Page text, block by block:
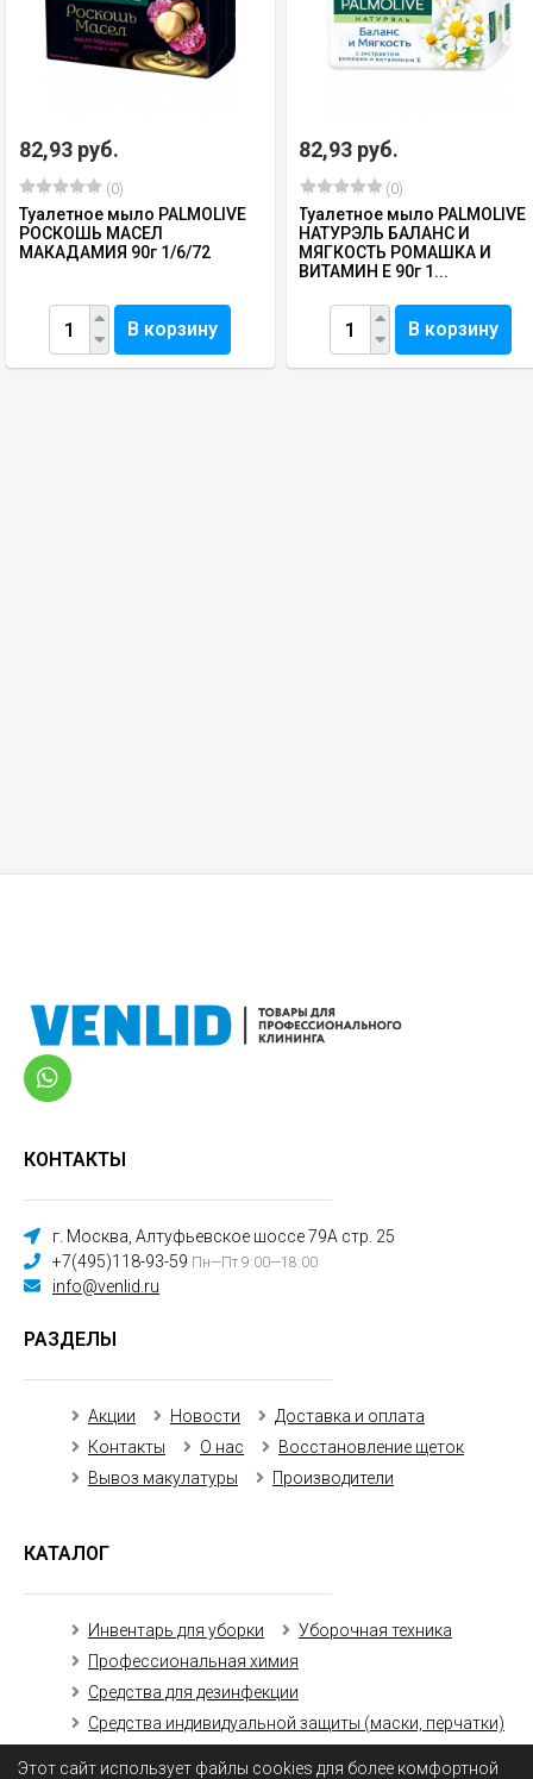
Этот сайт использует файлы cookies для более комфортной
82,93 руб.
(0)
Туалетное мыло PALMOLIVE
РОСКОШЬ МАСЕЛ
МАКАДАМИЯ 90г 1/6/72
В корзину
82,93 руб.
(0)
Туалетное мыло PALMOLIVE
НАТУРЭЛЬ БАЛАНС И
МЯГКОСТЬ РОМАШКА И
ВИТАМИН Е 90г 1...
В корзину
КОНТАКТЫ
г. Москва, Алтуфьевское шоссе 79А стр. 25
+7(495)118-93-59 Пн—Пт 9:00—18:00
info@venlid.ru
РАЗДЕЛЫ
Акции Новости
Доставка и оплата
Контакты
О нас
Восстановление щеток
Вывоз макулатуры
Производители
КАТАЛОГ
Инвентарь для уборки
Уборочная техника
Профессиональная химия
Средства для дезинфекции
Средства индивидуальной защиты (маски, перчатки)